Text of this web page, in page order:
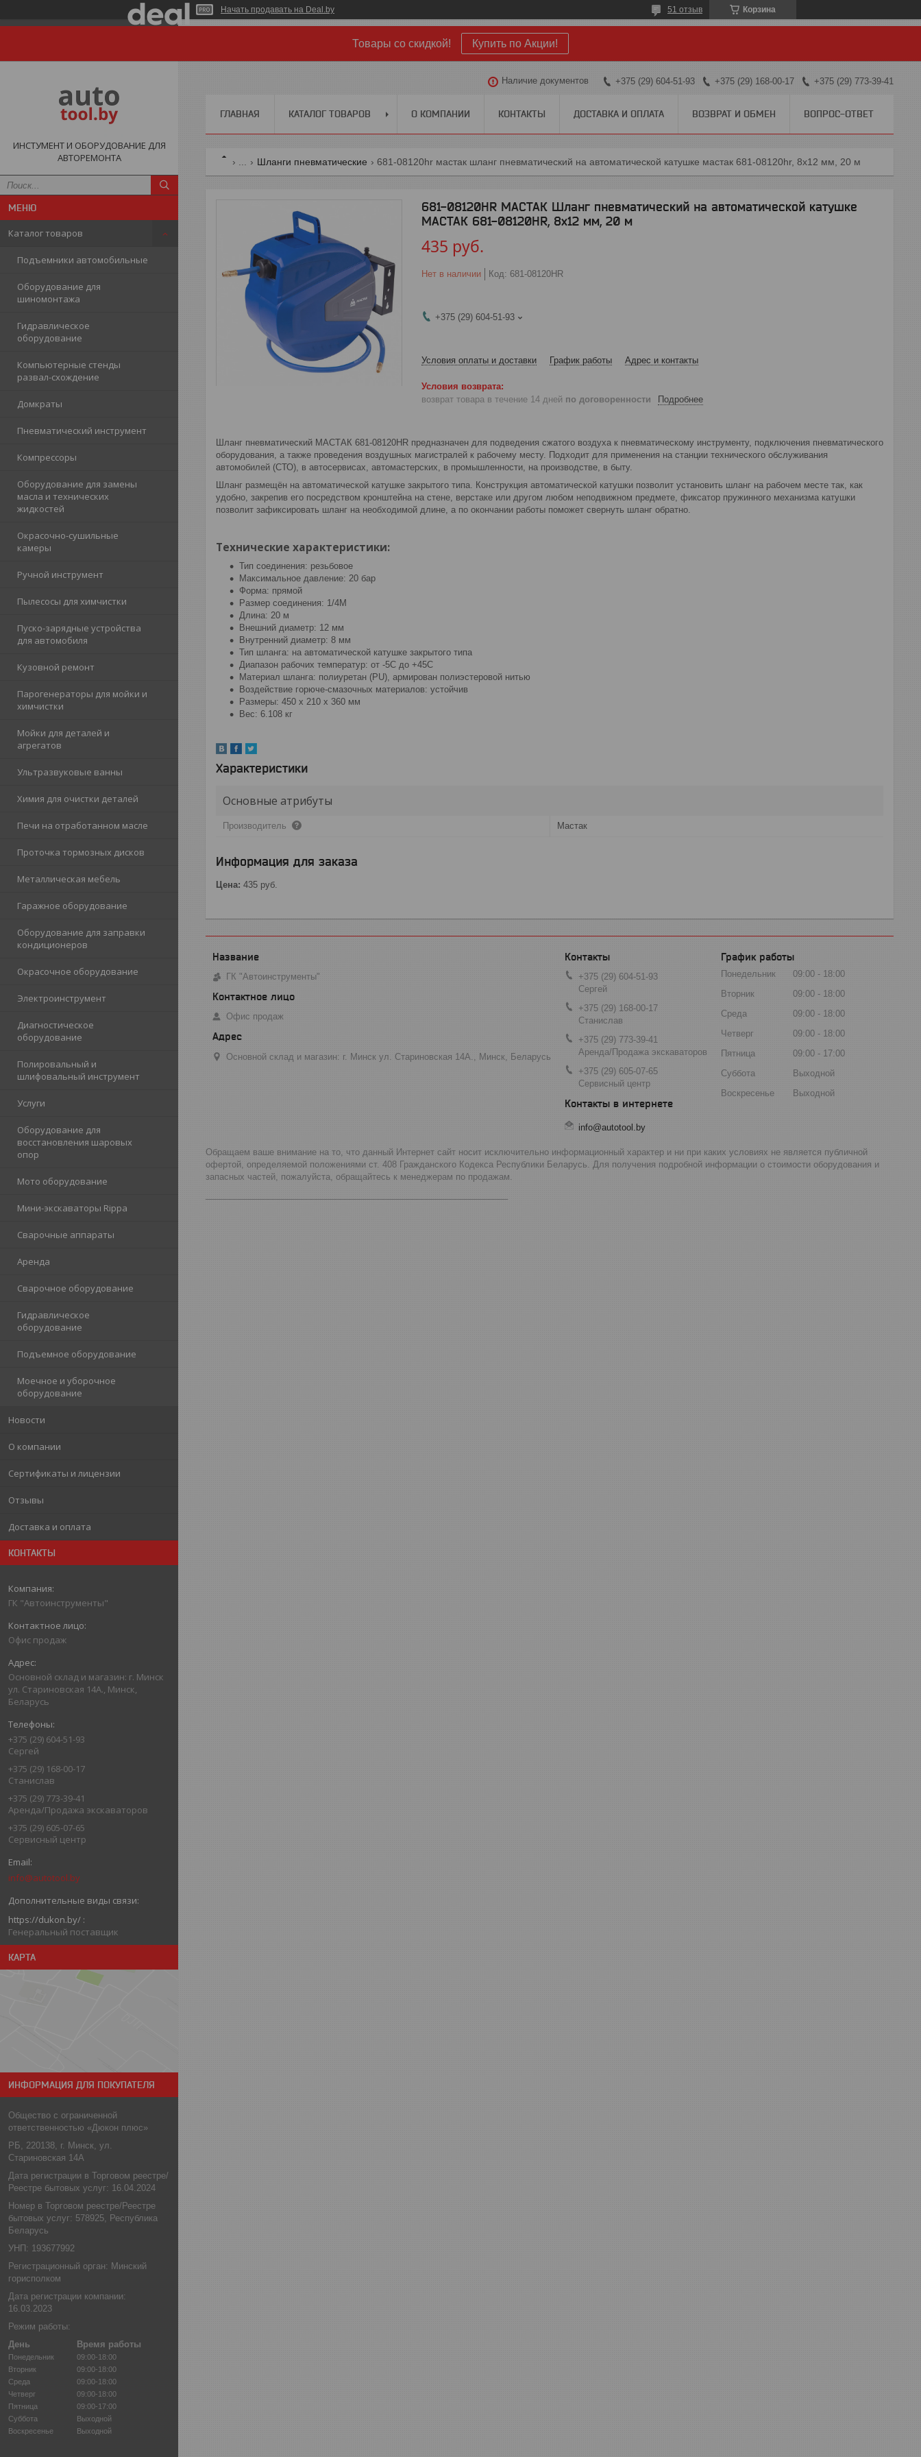
Начать продавать на Deal.by Корзина
51 отзыв
Товары со скидкой! Купить по Акции!
ИНСТУМЕНТ И ОБОРУДОВАНИЕ ДЛЯ
АВТОРЕМОНТА
Каталог товаров
Подъемники автомобильные
Оборудование для
шиномонтажа
Гидравлическое
оборудование
Компьютерные стенды
развал-схождение
Домкраты
Пневматический инструмент
Компрессоры
Оборудование для замены
масла и технических
жидкостей
Окрасочно-сушильные
камеры
Ручной инструмент
Пылесосы для химчистки
Пуско-зарядные устройства
для автомобиля
Кузовной ремонт
Парогенераторы для мойки и
химчистки
Мойки для деталей и
агрегатов
Ультразвуковые ванны
Химия для очистки деталей
Печи на отработанном масле
Проточка тормозных дисков
Металлическая мебель
Гаражное оборудование
Оборудование для заправки
кондиционеров
Окрасочное оборудование
Электроинструмент
Диагностическое
оборудование
Полировальный и
шлифовальный инструмент
Услуги
Оборудование для
восстановления шаровых
опор
Мото оборудование
Мини-экскаваторы Rippa
Сварочные аппараты
Аренда
Сварочное оборудование
Гидравлическое
оборудование
Подъемное оборудование
Моечное и уборочное
оборудование
Новости
О компании
Сертификаты и лицензии
Отзывы
Доставка и оплата
КОНТАКТЫ
ГК "Автоинструменты"
Офис продаж
Основной склад и магазин: г. Минск
ул. Стариновская 14А., Минск,
Беларусь
+375 (29) 604-51-93
Сергей
+375 (29) 168-00-17
Станислав
+375 (29) 773-39-41
Аренда/Продажа экскаваторов
+375 (29) 605-07-65
Сервисный центр
info@autotool.by
https://dukon.by/
Генеральный поставщик
КАРТА
ИНФОРМАЦИЯ ДЛЯ ПОКУПАТЕЛЯ
Общество с ограниченной
ответственностью «Дюкон плюс»
РБ, 220138, г. Минск, ул.
Стариновская 14А
Дата регистрации в Торговом реестре/
Реестре бытовых услуг: 16.04.2024
Номер в Торговом реестре/Реестре
бытовых услуг: 578925, Республика
Беларусь
УНП: 193677992
Регистрационный орган: Минский
горисполком
Дата регистрации компании:
16.03.2023
Режим работы:
День
Время работы
Понедельник
09:00-18:00
Вторник
09:00-18:00
Среда
09:00-18:00
Четверг
09:00-18:00
Пятница
09:00-17:00
Суббота
Выходной
Воскресенье
Выходной
Наличие документов +375 (29) 604-51-93 +375 (29) 168-00-17 +375 (29) 773-39-41
ГЛАВНАЯ КАТАЛОГ ТОВАРОВ О КОМПАНИИ КОНТАКТЫ ДОСТАВКА И ОПЛАТА ВОЗВРАТ И ОБМЕН ВОПРОС-ОТВЕТ
Шланги пневматические 681-08120hr мастак шланг пневматический на автоматической катушке мастак 681-08120hr, 8х12 мм, 20 м
681-08120HR МАСТАК Шланг пневматический на автоматической катушке
МАСТАК 681-08120HR, 8х12 мм, 20 м
435 руб.
Нет в наличии Код: 681-08120HR
+375 (29) 604-51-93
Условия оплаты и доставки График работы Адрес и контакты
возврат товара в течение 14 дней по договоренности Подробнее
Шланг пневматический МАСТАК 681-08120HR предназначен для подведения сжатого воздуха к пневматическому инструменту, подключения пневматического
оборудования, а также проведения воздушных магистралей к рабочему месту. Подходит для применения на станции технического обслуживания
автомобилей (СТО), в автосервисах, автомастерских, в промышленности, на производстве, в быту.
Шланг размещён на автоматической катушке закрытого типа. Конструкция автоматической катушки позволит установить шланг на рабочем месте так, как
удобно, закрепив его посредством кронштейна на стене, верстаке или другом любом неподвижном предмете, фиксатор пружинного механизма катушки
позволит зафиксировать шланг на необходимой длине, а по окончании работы поможет свернуть шланг обратно.
Технические характеристики:
Тип соединения: резьбовое
Максимальное давление: 20 бар
Форма: прямой
Размер соединения: 1/4М
Длина: 20 м
Внешний диаметр: 12 мм
Внутренний диаметр: 8 мм
Тип шланга: на автоматической катушке закрытого типа
Диапазон рабочих температур: от -5C до +45C
Материал шланга: полиуретан (PU), армирован полиэстеровой нитью
Воздействие горюче-смазочных материалов: устойчив
Размеры: 450 х 210 х 360 мм
Вес: 6.108 кг
Характеристики
Основные атрибуты
Производитель Мастак
Информация для заказа
Цена: 435 руб.
ГК "Автоинструменты"
Офис продаж
Основной склад и магазин: г. Минск ул. Стариновская 14А., Минск, Беларусь
+375 (29) 604-51-93
Сергей
+375 (29) 168-00-17
Станислав
+375 (29) 773-39-41
Аренда/Продажа экскаваторов
+375 (29) 605-07-65
Сервисный центр
info@autotool.by
График работы
Понедельник 09:00
18:00
Вторник
09:00
18:00
Среда
09:00
18:00
Четверг
09:00
18:00
Пятница
09:00
17:00
Суббота
Выходной
Воскресенье
Выходной
Обращаем ваше внимание на то, что данный Интернет сайт носит исключительно информационный характер и ни при каких условиях не является публичной
офертой, определяемой положениями ст. 408 Гражданского Кодекса Республики Беларусь. Для получения подробной информации о стоимости оборудования и
запасных частей, пожалуйста, обращайтесь к менеджерам по продажам.